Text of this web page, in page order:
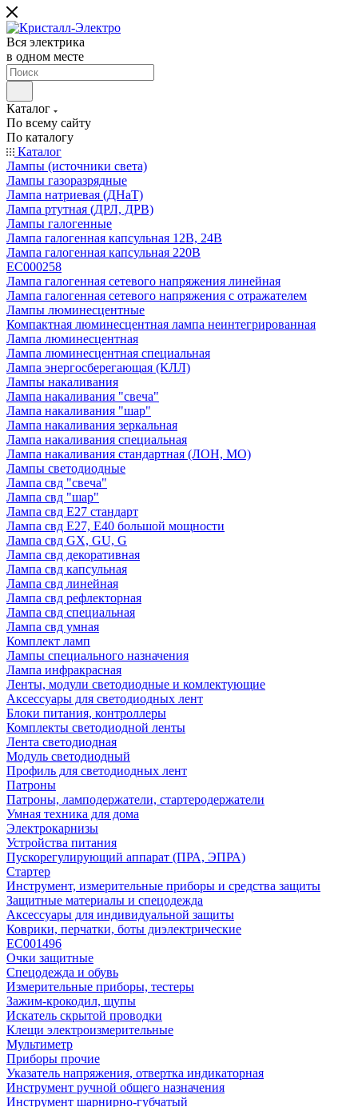
Вся электрика
в одном месте
Каталог
По всему сайту
По каталогу
Каталог
Лампы (источники света)
Лампы газоразрядные
Лампа натриевая (ДНаТ)
Лампа ртутная (ДРЛ, ДРВ)
Лампы галогенные
Лампа галогенная капсульная 12В, 24В
Лампа галогенная капсульная 220В
EC000258
Лампа галогенная сетевого напряжения линейная
Лампа галогенная сетевого напряжения с отражателем
Лампы люминесцентные
Компактная люминесцентная лампа неинтегрированная
Лампа люминесцентная
Лампа люминесцентная специальная
Лампа энергосберегающая (КЛЛ)
Лампы накаливания
Лампа накаливания "свеча"
Лампа накаливания "шар"
Лампа накаливания зеркальная
Лампа накаливания специальная
Лампа накаливания стандартная (ЛОН, МО)
Лампы светодиодные
Лампа свд "свеча"
Лампа свд "шар"
Лампа свд E27 стандарт
Лампа свд E27, Е40 большой мощности
Лампа свд GX, GU, G
Лампа свд декоративная
Лампа свд капсульная
Лампа свд линейная
Лампа свд рефлекторная
Лампа свд специальная
Лампа свд умная
Комплект ламп
Лампы специального назначения
Лампа инфракрасная
Ленты, модули светодиодные и комлектующие
Аксессуары для светодиодных лент
Блоки питания, контроллеры
Комплекты светодиодной ленты
Лента светодиодная
Модуль светодиодный
Профиль для светодиодных лент
Патроны
Патроны, ламподержатели, стартеродержатели
Умная техника для дома
Электрокарнизы
Устройства питания
Пускорегулирующий аппарат (ПРА, ЭПРА)
Стартер
Инструмент, измерительные приборы и средства защиты
Защитные материалы и спецодежда
Аксессуары для индивидуальной защиты
Коврики, перчатки, боты диэлектрические
EC001496
Очки защитные
Спецодежда и обувь
Измерительные приборы, тестеры
Зажим-крокодил, щупы
Искатель скрытой проводки
Клещи электроизмерительные
Мультиметр
Приборы прочие
Указатель напряжения, отвертка индикаторная
Инструмент ручной общего назначения
Инструмент шарнирно-губчатый